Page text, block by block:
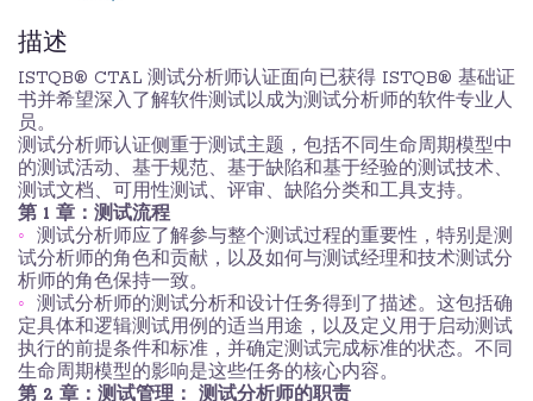
描述
ISTQB® CTAL 测试分析师认证面向已获得 ISTQB® 基础证
书并希望深入了解软件测试以成为测试分析师的软件专业人
员。
测试分析师认证侧重于测试主题，包括不同生命周期模型中
的测试活动、基于规范、基于缺陷和基于经验的测试技术、
测试文档、可用性测试、评审、缺陷分类和工具支持。
第 1 章：测试流程
测试分析师应了解参与整个测试过程的重要性，特别是测
试分析师的角色和贡献，以及如何与测试经理和技术测试分
析师的角色保持一致。
测试分析师的测试分析和设计任务得到了描述。这包括确
定具体和逻辑测试用例的适当用途，以及定义用于启动测试
执行的前提条件和标准，并确定测试完成标准的状态。不同
生命周期模型的影响是这些任务的核心内容。
第 2 章：测试管理： 测试分析师的职责